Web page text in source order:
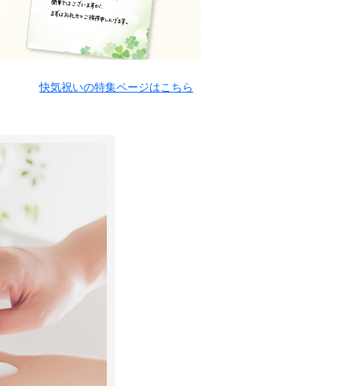
快気祝いの特集ページはこちら